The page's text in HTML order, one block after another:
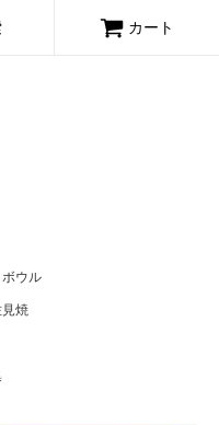
new Date()); gtag('config',
カート
ボウル
焼